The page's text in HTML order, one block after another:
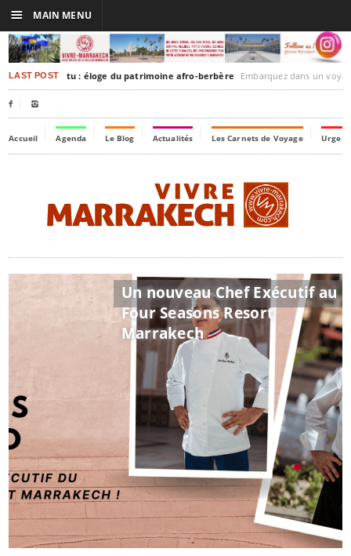
LAST POST
Timbuktu : éloge du patrimoine afro-berbère Embarquez dans un voyage culturel dans le temps,
 
Accueil Agenda Le Blog Actualités Les Carnets de Voyage
Un nouveau Chef Exécutif au Four Seasons
Resort Marrakech
☰ MAIN MENU